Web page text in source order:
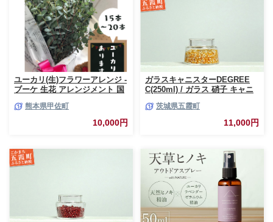
ユーカリ(生)フラワーアレンジ -
ブーケ 生花 アレンジメント 国
ンテリア 虫よけ作用 人気 おす
熊本県甲佐町
10,000円
ガラスキャニスターDEGREE
C(250ml) / ガラス 硝子 キャニ
耐熱 一生もの 職人 こだわり
JIDA デザインミュージアムセ
レクション 茨城県 五霞町
茨城県五霞町
11,000円